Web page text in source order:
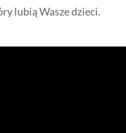
lubią Wasze dzieci.